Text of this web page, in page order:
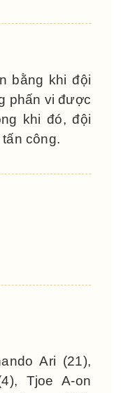
bằng khi đội
phấn vi được
khi đó, đội
công.
Ari (21),
Tjoe A-on